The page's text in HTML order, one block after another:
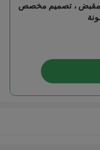
مقبض ، تصميم مخصص